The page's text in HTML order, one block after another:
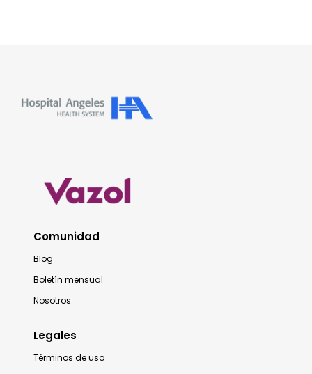
Comunidad
Blog
Boletín mensual
Nosotros
Legales
Términos de uso